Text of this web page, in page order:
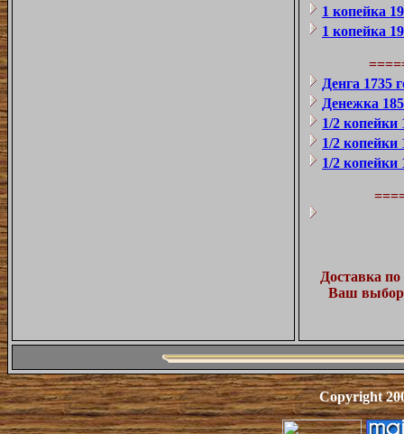
1 копейка
1 копейка
Денга 1735
Денежка
1/2 копейки
1/2
1/2 копейки
Доставка
Ваш
Copyright